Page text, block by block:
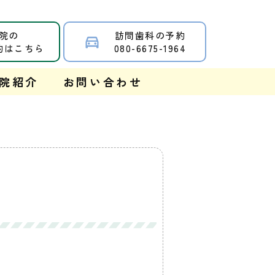
の
はこちら
訪問歯科の予約
080-6675-1964
紹介 お問い合わせ